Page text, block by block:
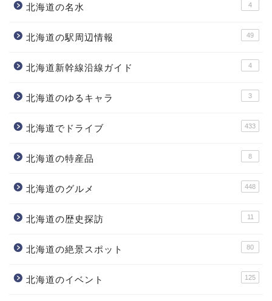
北海道の名水 4
北海道の駅周辺情報 49
北海道新幹線沿線ガイド 4
北海道のゆるキャラ 3
北海道でドライブ 433
北海道の特産品 8
北海道のグルメ 448
北海道の歴史探訪 11
北海道の絶景スポット 80
北海道のイベント 125